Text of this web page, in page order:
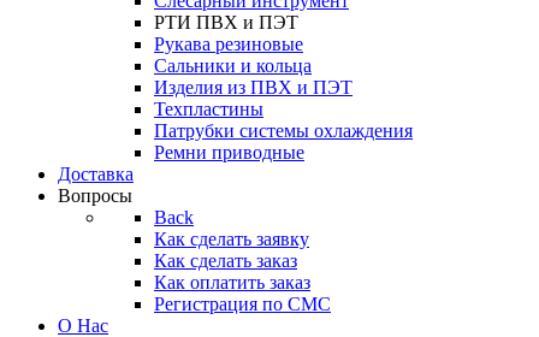
РТИ ПВХ и ПЭТ
Рукава резиновые
Сальники и кольца
Изделия из ПВХ и ПЭТ
Техпластины
Патрубки системы охлаждения
Ремни приводные
Доставка
Вопросы
Back
Как сделать заявку
Как сделать заказ
Как оплатить заказ
Регистрация по СМС
О Нас